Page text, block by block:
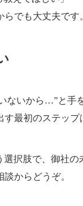
でも大丈夫です
ないから…”と手
最初のステップ
択肢で、御社の
からどうぞ。